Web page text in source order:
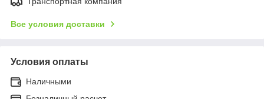
Все условия доставки
Условия оплаты
Наличными